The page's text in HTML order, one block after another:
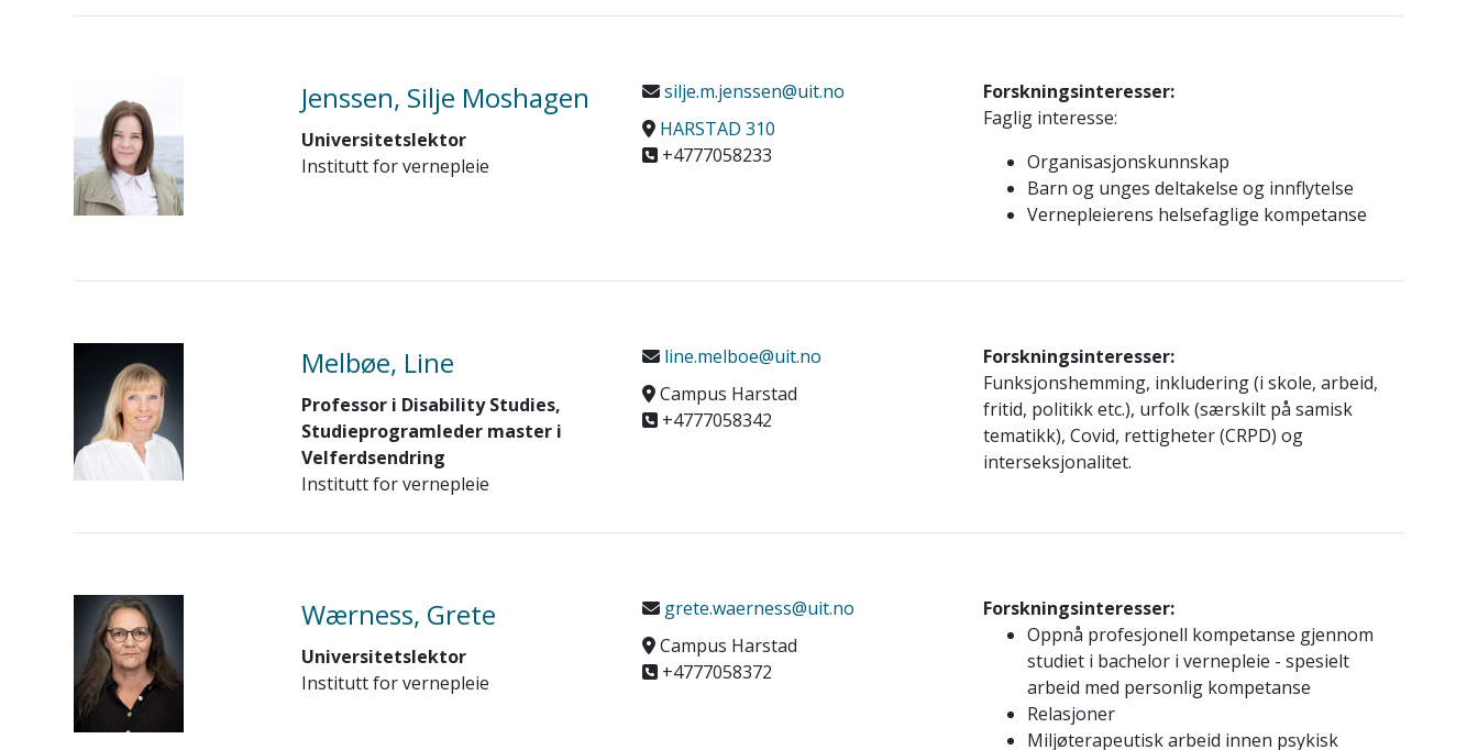
Jenssen, Silje Moshagen
Universitetslektor
Institutt for vernepleie
silje.m.jenssen@uit.no
HARSTAD 310
+4777058233
Forskningsinteresser:
Faglig interesse:
Organisasjonskunnskap
Barn og unges deltakelse og innflytelse
Vernepleierens helsefaglige kompetanse
Melbøe, Line
Professor i Disability Studies,
Studieprogramleder master i
Velferdsendring
Institutt for vernepleie
line.melboe@uit.no
Campus Harstad
+4777058342
Forskningsinteresser:
Funksjonshemming, inkludering (i skole, arbeid,
fritid, politikk etc.), urfolk (særskilt på samisk
tematikk), Covid, rettigheter (CRPD) og
interseksjonalitet.
Wærness, Grete
Universitetslektor
Institutt for vernepleie
grete.waerness@uit.no
Campus Harstad
+4777058372
Forskningsinteresser:
Oppnå profesjonell kompetanse gjennom
studiet i bachelor i vernepleie - spesielt
arbeid med personlig kompetanse
Relasjoner
Miljøterapeutisk arbeid innen psykisk